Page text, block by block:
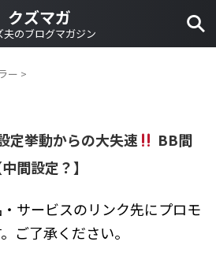
クズマガ
夫のブログマガジン
ー >
定挙動からの大失速
BB間
間設定？】
サービスのリンク先にプロモ
ご了承ください。